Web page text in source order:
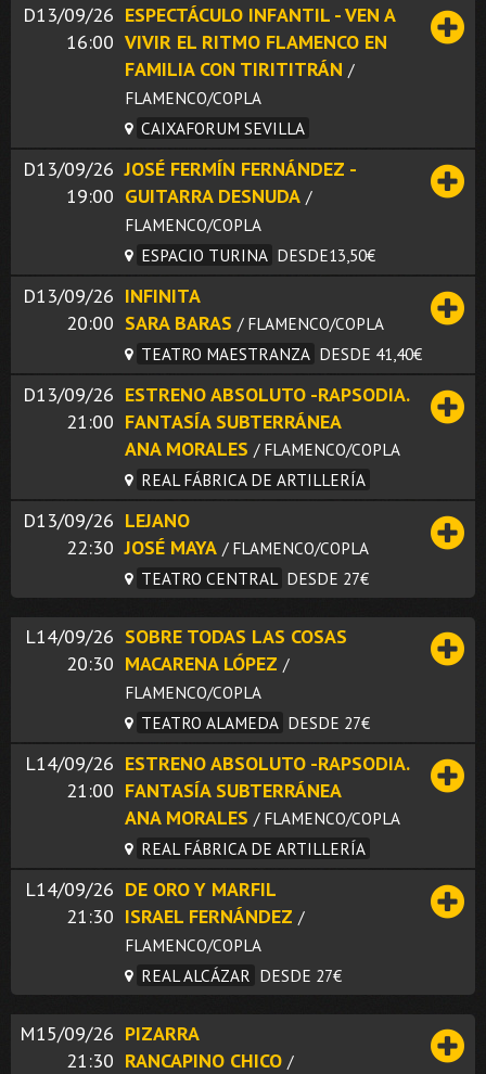
D13/09/26
16:00
ESPECTÁCULO INFANTIL - VEN A
VIVIR EL RITMO FLAMENCO EN
FAMILIA CON TIRITITRÁN /
FLAMENCO/COPLA
CAIXAFORUM SEVILLA
D13/09/26
19:00
JOSÉ FERMÍN FERNÁNDEZ -
GUITARRA DESNUDA /
FLAMENCO/COPLA
ESPACIO TURINA DESDE13,50€
D13/09/26
20:00
INFINITA
SARA BARAS / FLAMENCO/COPLA
TEATRO MAESTRANZA DESDE 41,40€
D13/09/26
21:00
ESTRENO ABSOLUTO -RAPSODIA.
FANTASÍA SUBTERRÁNEA
ANA MORALES / FLAMENCO/COPLA
REAL FÁBRICA DE ARTILLERÍA
D13/09/26
22:30
LEJANO
JOSÉ MAYA / FLAMENCO/COPLA
TEATRO CENTRAL DESDE 27€
L14/09/26
20:30
SOBRE TODAS LAS COSAS
MACARENA LÓPEZ /
FLAMENCO/COPLA
TEATRO ALAMEDA DESDE 27€
L14/09/26
21:00
ESTRENO ABSOLUTO -RAPSODIA.
FANTASÍA SUBTERRÁNEA
ANA MORALES / FLAMENCO/COPLA
REAL FÁBRICA DE ARTILLERÍA
L14/09/26
21:30
DE ORO Y MARFIL
ISRAEL FERNÁNDEZ /
FLAMENCO/COPLA
REAL ALCÁZAR DESDE 27€
M15/09/26
21:30
PIZARRA
RANCAPINO CHICO /